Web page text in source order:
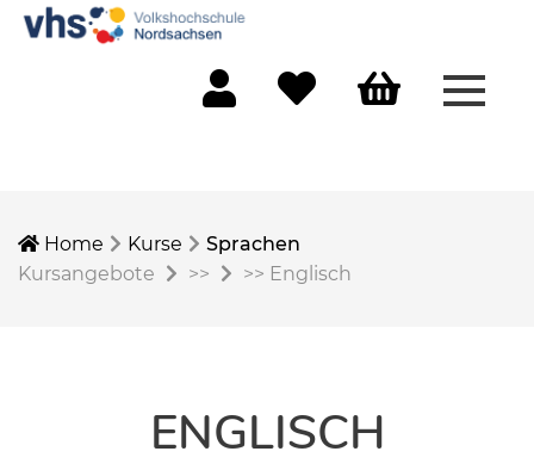
Home Kurse
Sprachen
Kursangebote
>> >> Englisch
ENGLISCH